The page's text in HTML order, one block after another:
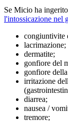
Se Micio ha
l'intossicazione nel
congiuntivite
lacrimazione;
dermatite;
gonfiore del
gonfiore
irritazione
diarrea;
nausea /
tremore;